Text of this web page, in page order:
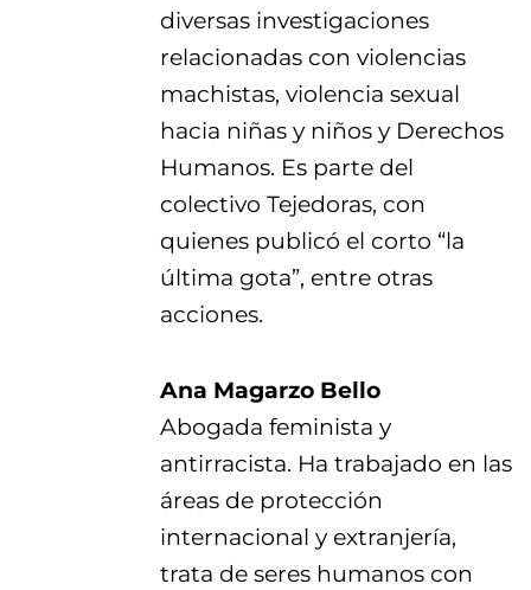
diversas investigaciones
relacionadas con violencias
machistas, violencia sexual
hacia niñas y niños y Derechos
Humanos. Es parte del
colectivo Tejedoras, con
quienes publicó el corto “la
última gota”, entre otras
acciones.
Ana Magarzo Bello
Abogada feminista y
antirracista. Ha trabajado en las
áreas de protección
internacional y extranjería,
trata de seres humanos con